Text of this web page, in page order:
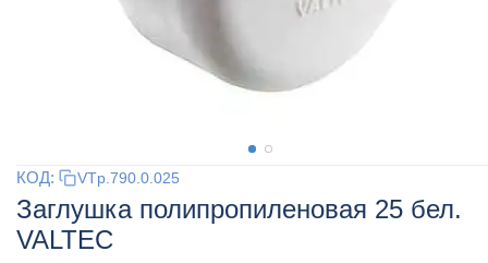
КОД: VTp.790.0.025
Заглушка полипропиленовая 25 бел.
VALTEC